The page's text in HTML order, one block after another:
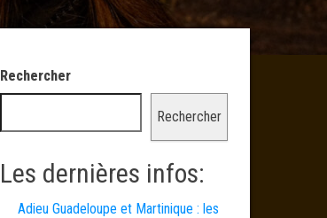
Rechercher
Rechercher
Les dernières infos:
Adieu Guadeloupe et Martinique : les